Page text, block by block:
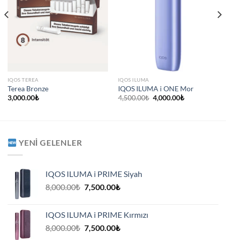
IQOS TEREA
Terea Bronze
3,000.00₺
IQOS ILUMA
IQOS ILUMA i ONE Mor
4,500.00₺ Orijinal
fiyat:
4,000.00₺Şu
YENI GELENLER
IQOS ILUMA i PRIME Siyah
8,000.00₺ Orijinal
7,500.00₺Şu
7,500.00₺.
IQOS ILUMA i PRIME Kırmızı
8,000.00₺ Orijinal
7,500.00₺Şu